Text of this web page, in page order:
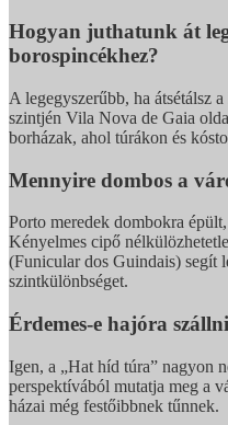
Hogyan juthatunk át
borospincékhez?
A legegyszerűbb, ha átsétálsz
szintjén Vila Nova de Gaia
borházak, ahol túrákon és
Mennyire dombos a
Porto meredek dombokra
Kényelmes cipő
(Funicular dos Guindais) segít
szintkülönbséget.
Érdemes-e hajóra
Igen, a „Hat híd túra” nagyon
perspektívából mutatja meg a
házai még festőibbnek tűnnek.